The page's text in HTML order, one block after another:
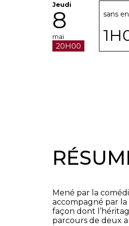
Jeudi
8
mai
20H00
sans
Mené par la
accompagné par la
façon dont
parcours de deux